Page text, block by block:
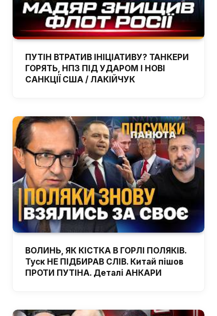
ПУТІН ВТРАТИВ ІНІЦІАТИВУ? ТАНКЕРИ
ГОРЯТЬ, НПЗ ПІД УДАРОМ І НОВІ
САНКЦІЇ США / ЛАКІЙЧУК
ВОЛИНЬ, ЯК КІСТКА В ГОРЛІ ПОЛЯКІВ.
Туск НЕ ПІДБИРАВ СЛІВ. Китай пішов
ПРОТИ ПУТІНА. Деталі АНКАРИ